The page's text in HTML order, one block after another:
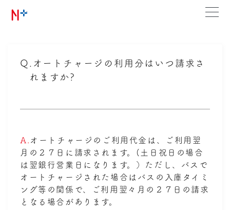
Q.
オートチャージの利用分はいつ請求さ
れますか?
A.
オートチャージのご利用代金は、ご利用翌
月の２７日に請求されます。(土日祝日の場合
は翌銀行営業日になります。）ただし、バスで
オートチャージされた場合はバスの入庫タイミ
ング等の関係で、ご利用翌々月の２７日の請求
となる場合があります。